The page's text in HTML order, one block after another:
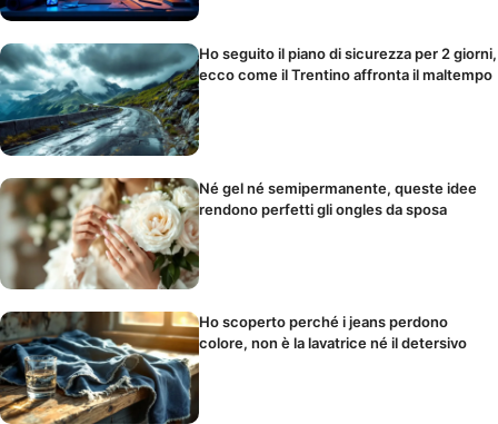
Ho seguito il piano di sicurezza per 2 giorni,
ecco come il Trentino affronta il maltempo
Né gel né semipermanente, queste idee
rendono perfetti gli ongles da sposa
Ho scoperto perché i jeans perdono
colore, non è la lavatrice né il detersivo